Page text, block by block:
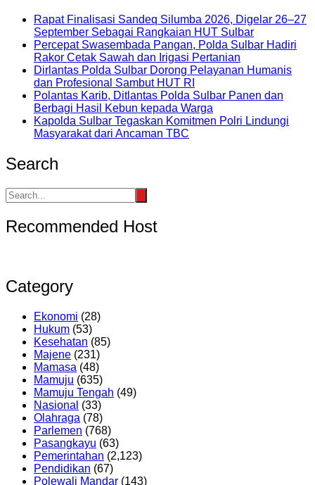
Rapat Finalisasi Sandeq Silumba 2026, Digelar 26–27
September Sebagai Rangkaian HUT Sulbar
Percepat Swasembada Pangan, Polda Sulbar Hadiri
Rakor Cetak Sawah dan Irigasi Pertanian
Dirlantas Polda Sulbar Dorong Pelayanan Humanis
dan Profesional Sambut HUT RI
Polantas Karib, Ditlantas Polda Sulbar Panen dan
Berbagi Hasil Kebun kepada Warga
Kapolda Sulbar Tegaskan Komitmen Polri Lindungi
Masyarakat dari Ancaman TBC
Search
Recommended Host
Category
Ekonomi (28)
Hukum (53)
Kesehatan (85)
Majene (231)
Mamasa (48)
Mamuju (635)
Mamuju Tengah (49)
Nasional (33)
Olahraga (78)
Parlemen (768)
Pasangkayu (63)
Pemerintahan (2,123)
Pendidikan (67)
Polewali Mandar (143)